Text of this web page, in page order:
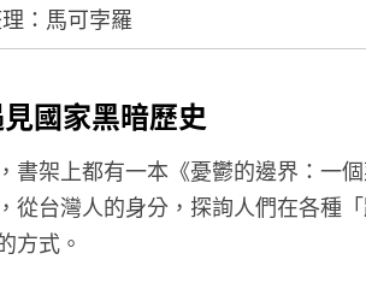
：馬可孛羅
國家黑暗歷史
書架上都有一本《憂鬱的邊界：一
從台灣人的身分，探詢人們在各種
方式。